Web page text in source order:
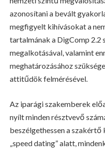
azonosítani a bevált
megfigyelt kihívásokat a
tartalmának a DigComp 2.2
megalkotásával, valamint
meghatározásához
attitűdök felmérésével.
Az iparági szakemberek
nyílt minden résztvevő
beszélgethessen a szakértő
„speed dating” alatt,